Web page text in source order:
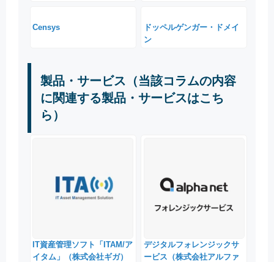
Censys
ドッペルゲンガー・ドメイ
ン
製品・サービス（当該コラムの内容
に関連する製品・サービスはこち
ら）
IT資産管理ソフト「ITAM/ア
イタム」（株式会社ギガ）
デジタルフォレンジックサ
ービス（株式会社アルファ